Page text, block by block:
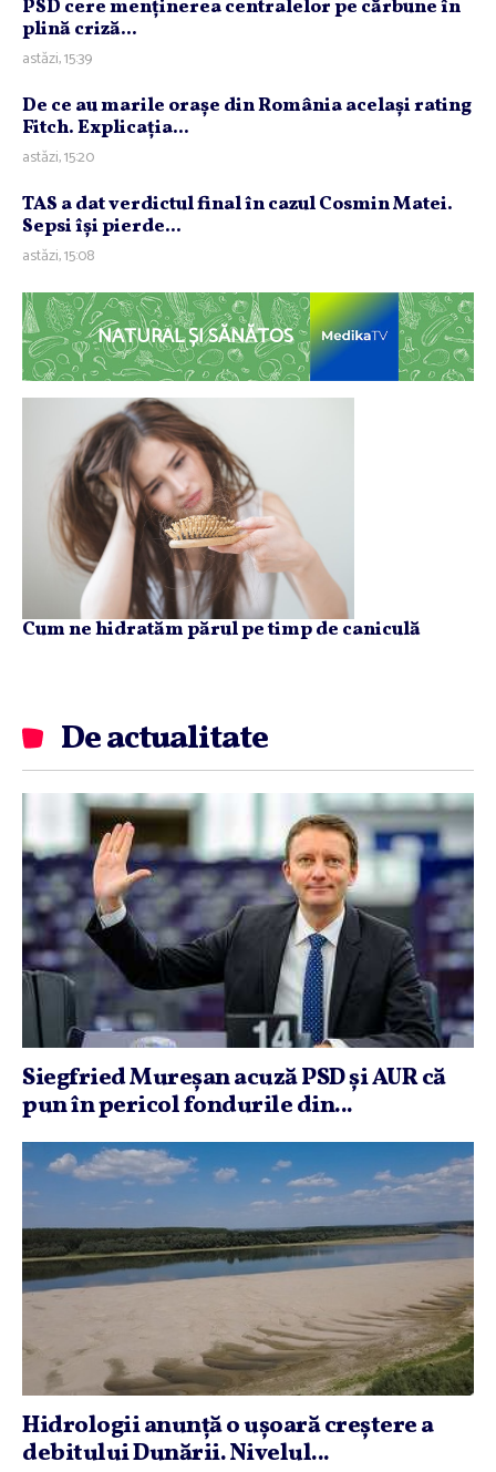
PSD cere menţinerea centralelor pe cărbune în
plină criză...
astăzi, 15:39
De ce au marile oraşe din România acelaşi rating
Fitch. Explicaţia...
astăzi, 15:20
TAS a dat verdictul final în cazul Cosmin Matei.
Sepsi îşi pierde...
astăzi, 15:08
NATURAL ȘI SĂNĂTOS
Cum ne hidratăm părul pe timp de caniculă
De actualitate
Siegfried Mureşan acuză PSD şi AUR că
pun în pericol fondurile din...
Hidrologii anunţă o uşoară creştere a
debitului Dunării. Nivelul...